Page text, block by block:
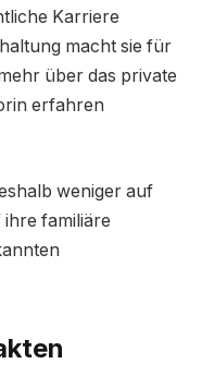
Karriere
macht sie für
über das private
erfahren
weniger auf
familiäre